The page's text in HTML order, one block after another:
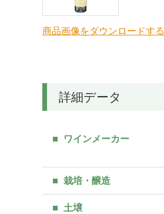
商品画像をダウンロードする
詳細データ
ワインメーカー
栽培・醸造
土壌